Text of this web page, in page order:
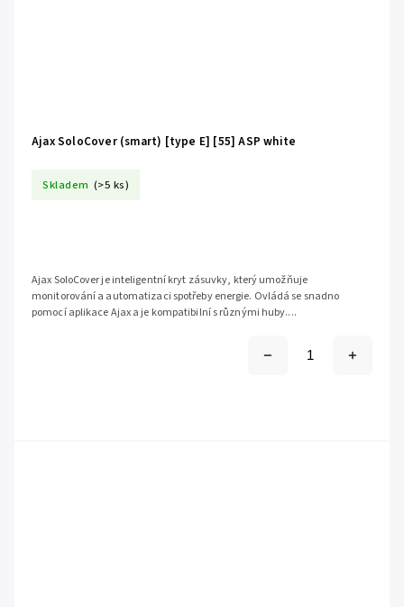
Ajax SoloCover (smart) [type E] [55] ASP white
Skladem (>5 ks)
Ajax SoloCover je inteligentní kryt zásuvky, který umožňuje
monitorování a automatizaci spotřeby energie. Ovládá se snadno
pomocí aplikace Ajax a je kompatibilní s různými huby....